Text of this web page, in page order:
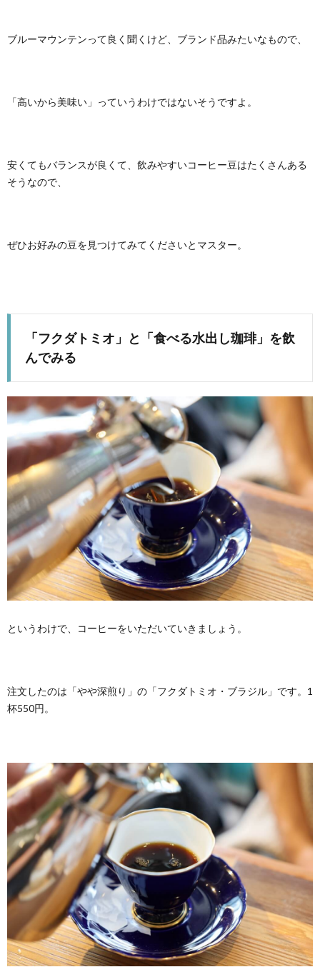
ブルーマウンテンって良く聞くけど、ブランド品みたいなもので、
「高いから美味い」っていうわけではないそうですよ。
安くてもバランスが良くて、飲みやすいコーヒー豆はたくさんある
そうなので、
ぜひお好みの豆を見つけてみてくださいとマスター。
「フクダトミオ」と「食べる水出し珈琲」を飲
んでみる
というわけで、コーヒーをいただいていきましょう。
注文したのは「やや深煎り」の「フクダトミオ・ブラジル」です。1
杯550円。